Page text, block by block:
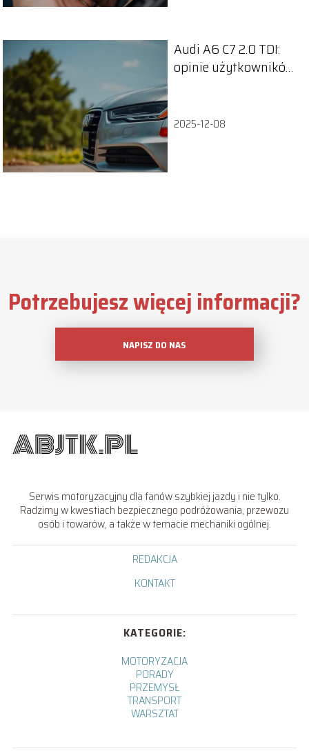
Audi A6 C7 2.0 TDI:
opinie użytkowników
2025-12-08
Potrzebujesz więcej informacji?
NAPISZ DO NAS
Serwis motoryzacyjny dla fanów szybkiej jazdy i nie tylko.
Radzimy w kwestiach bezpiecznego podróżowania, przewozu
osób i towarów, a także w temacie mechaniki ogólnej.
REDAKCJA
KONTAKT
KATEGORIE:
MOTORYZACJA
PORADY
PRZEMYSŁ
TRANSPORT
WARSZTAT